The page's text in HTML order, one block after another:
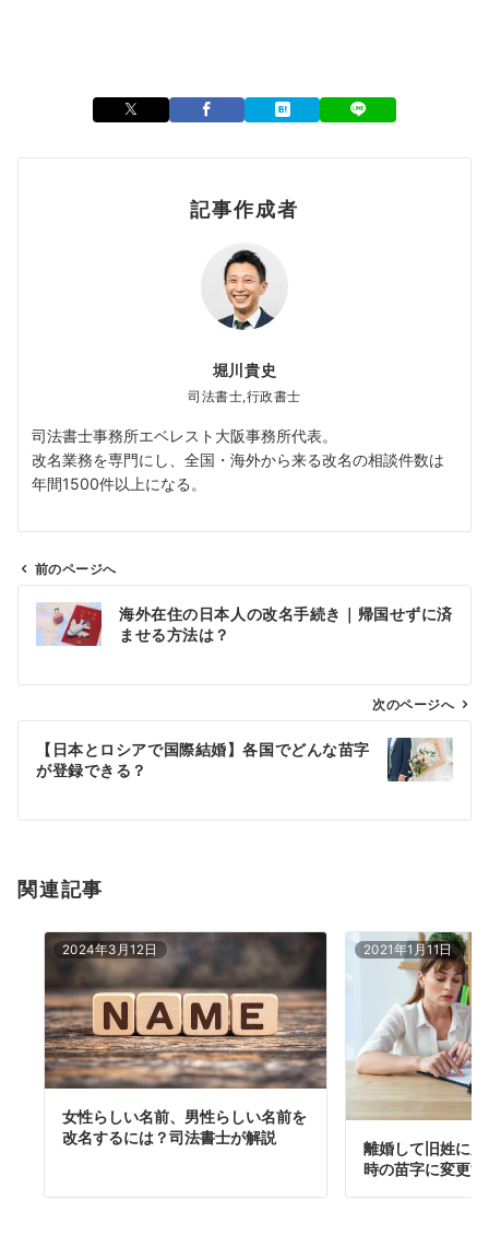
記事作成者
堀川貴史
司法書士,行政書士
司法書士事務所エベレスト大阪事務所代表。
改名業務を専門にし、全国・海外から来る改名の相談件数は
年間1500件以上になる。
ン
前のページへ
海外在住の日本人の改名手続き｜帰国せずに済
ませる方法は？
次のページへ
【日本とロシアで国際結婚】各国でどんな苗字
が登録できる？
関連記事
2024年3月12日
女性らしい名前、男性らしい名前を
改名するには？司法書士が解説
2021年1月11日
離婚して旧姓に
時の苗字に変更